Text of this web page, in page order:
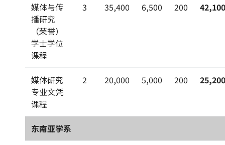
媒体与传
播研究
（荣誉）
学士学位
课程
3 35,400 6,500 200 42,100
媒体研究
专业文凭
课程
2 20,000 5,000 200 25,200
东南亚学系